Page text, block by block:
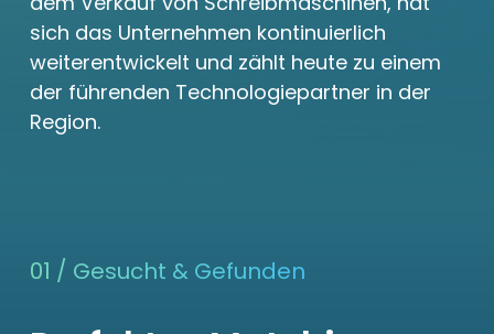
sich das Unternehmen kontinuierlich
weiterentwickelt und zählt heute zu einem
der führenden Technologiepartner in der
Region.
01 / Gesucht & Gefunden